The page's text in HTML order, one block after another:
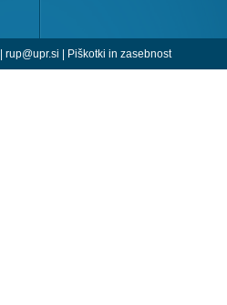
rup@upr.si Piškotki in zasebnost